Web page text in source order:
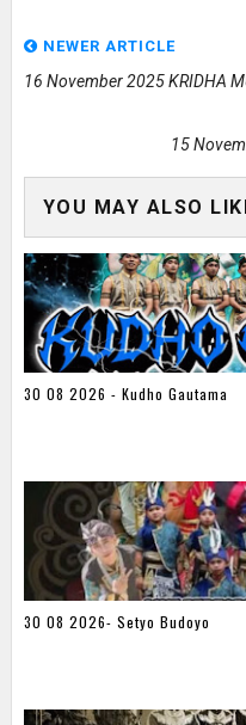
NEWER ARTICLE
16 November 2025 KRIDHA
15
YOU MAY ALSO
30 08 2026 - Kudho Gautama
30 08 2026- Setyo Budoyo